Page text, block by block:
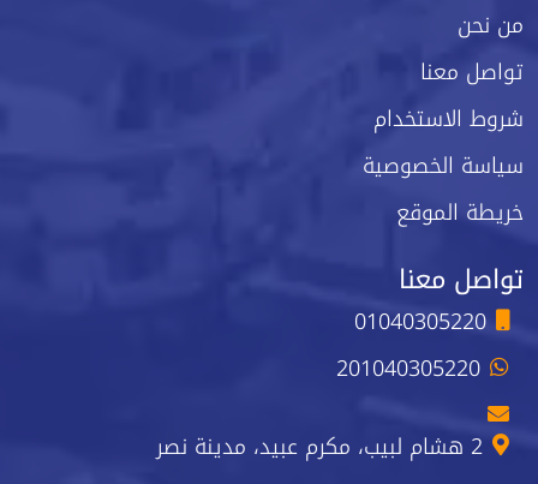
من نحن
تواصل معنا
شروط الاستخدام
سياسة الخصوصية
خريطة الموقع
تواصل معنا
01040305220
201040305220
2 هشام لبيب، مكرم عبيد، مدينة نصر